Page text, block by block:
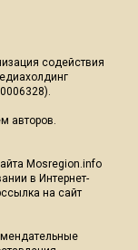
содействия
авторов.
Mosregion.info
в Интернет-
на сайт